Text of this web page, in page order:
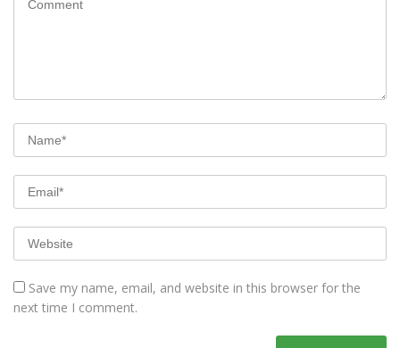
Save my name, email, and website in this browser for the
next time I comment.